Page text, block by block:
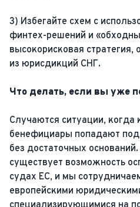
3) Избегайте схем с
финтех-решений и
высокорисковая
из юрисдикций СНГ.
Что делать, если вы уже
Случаются ситуации, когда
бенефициары попадают
без достаточных
существует возможность
судах ЕС, и мы
европейскими